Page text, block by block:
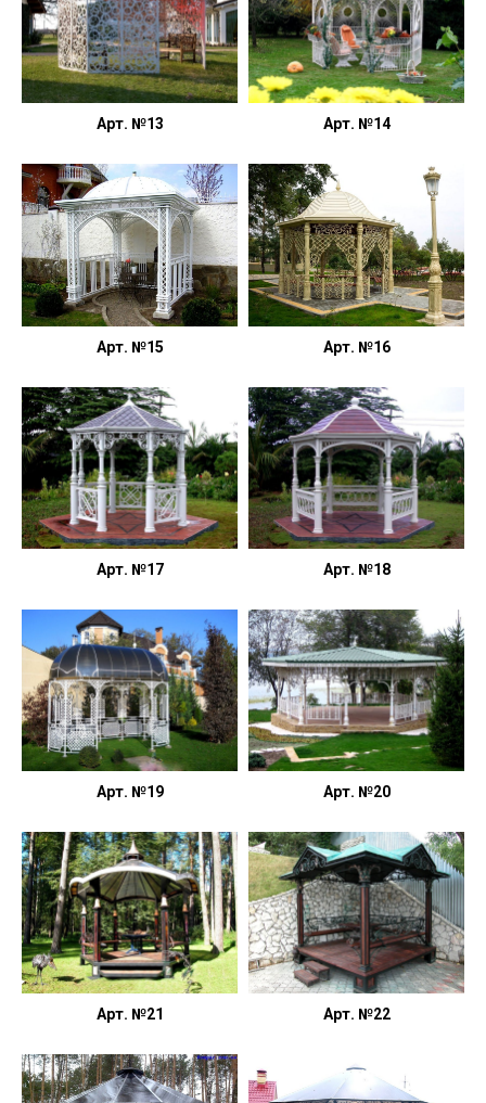
Арт. №13 Арт. №14
Арт. №15 Арт. №16
Арт. №17 Арт. №18
Арт. №19 Арт. №20
Арт. №21 Арт. №22